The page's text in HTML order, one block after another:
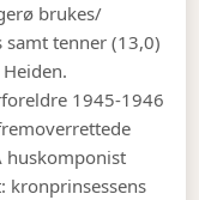
brukes/
tenner (13,0)
1945-1946
huskomponist
kronprinsessens